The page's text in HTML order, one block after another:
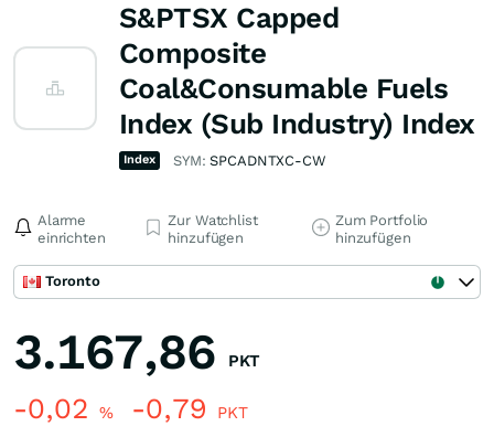
S&PTSX Capped
Composite
Coal&Consumable Fuels
Index (Sub Industry) Index
Index SYM:SPCADNTXC-CW
Alarme
einrichten
Zur Watchlist
hinzufügen
Zum Portfolio
hinzufügen
Toronto
3.167,86 PKT
-0,02 % -0,79 PKT